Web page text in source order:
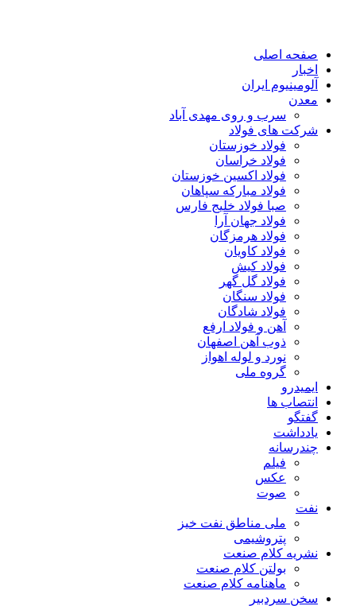
صفحه اصلی
اخبار
آلومینیوم ایران
معدن
سرب و روی مهدی آباد
شرکت های فولاد
فولاد خوزستان
فولاد خراسان
فولاد اکسین خوزستان
فولاد مبارکه سپاهان
صبا فولاد خلیج فارس
فولاد جهان آرا
فولاد هرمزگان
فولاد کاویان
فولاد کیش
فولاد گل گهر
فولاد سنگان
فولاد شادگان
آهن و فولاد ارفع
ذوب آهن اصفهان
نورد و لوله اهواز
گروه ملی
ایمیدرو
انتصاب ها
گفتگو
یادداشت
چندرسانه
فیلم
عکس
صوت
نفت
ملی مناطق نفت خیز
پتروشیمی
نشریه کلام صنعت
بولتن کلام صنعت
ماهنامه کلام صنعت
سخن سردبیر